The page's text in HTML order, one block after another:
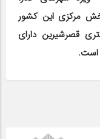
مرکزی این کشور
مرز خسروی در ۲۰ کیلومتری قصرشیرین دارای
است.